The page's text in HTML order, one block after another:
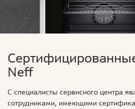
Neff
С специалисты сервисного центра
сотрудниками, имеющими